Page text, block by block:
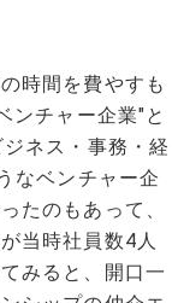
時間を費やすも
ンチャー企業"と
ネス・事務・経
なベンチャー企
たのもあって、
当時社員数4人
みると、開口一